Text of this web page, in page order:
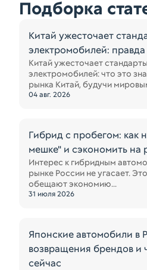
Подборка
Китай ужесточает
электромобилей:
Китай ужесточает
электромобилей: что это
рынка Китай, будучи
04 авг. 2026
Гибрид с пробегом: как
мешке" и сэкономить на
Интерес к гибридным
рынке России не угасает.
обещают экономию...
31 июля 2026
Японские автомобили в
возвращения брендов и
сейчас